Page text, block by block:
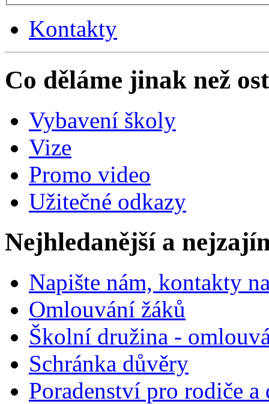
Kontakty
Co děláme jinak než
Vybavení školy
Vize
Promo video
Užitečné odkazy
Nejhledanější a
Napište nám, kontakty
Omlouvání žáků
Školní družina -
Schránka důvěry
Poradenství pro rodiče